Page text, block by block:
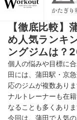
【徹底比較】
め人気ランキ
ングジムは？
個人の悩みや目標に
田には、蒲田駅・京
応のジムが複数あり
ナルトレーナーも在
なることも多くありま
今回は、蒲田で人気